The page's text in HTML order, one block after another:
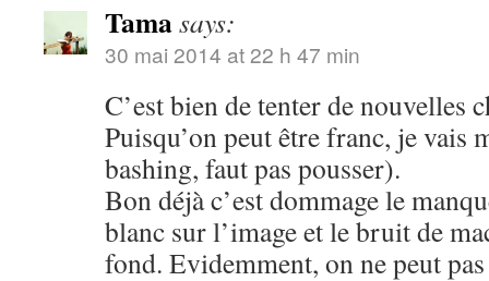
Tamasays:
30 mai 2014 at 22 h 47 min
C’est bien de tenter de nouvelles
Puisqu’on peut être franc, je vais
bashing, faut pas pousser).
Bon déjà c’est dommage le
blanc sur l’image et le bruit de
fond. Evidemment, on ne peut